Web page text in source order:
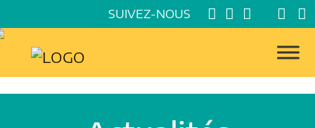
SUIVEZ-NOUS